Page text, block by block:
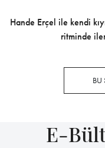
Hande Erçel ile kendi
ritminde
BU
E-